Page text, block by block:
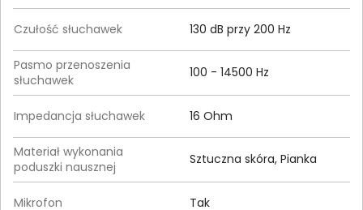
Czułość słuchawek 130 dB przy 200 Hz
Pasmo przenoszenia
słuchawek
100 - 14500 Hz
Impedancja słuchawek 16 Ohm
Materiał wykonania
poduszki nausznej
Sztuczna skóra, Pianka
Mikrofon Tak